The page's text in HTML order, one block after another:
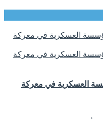
العسكرية في معركة